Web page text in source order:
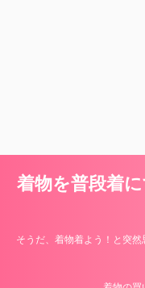
着物を普段着
そうだ、着物着よう！と突